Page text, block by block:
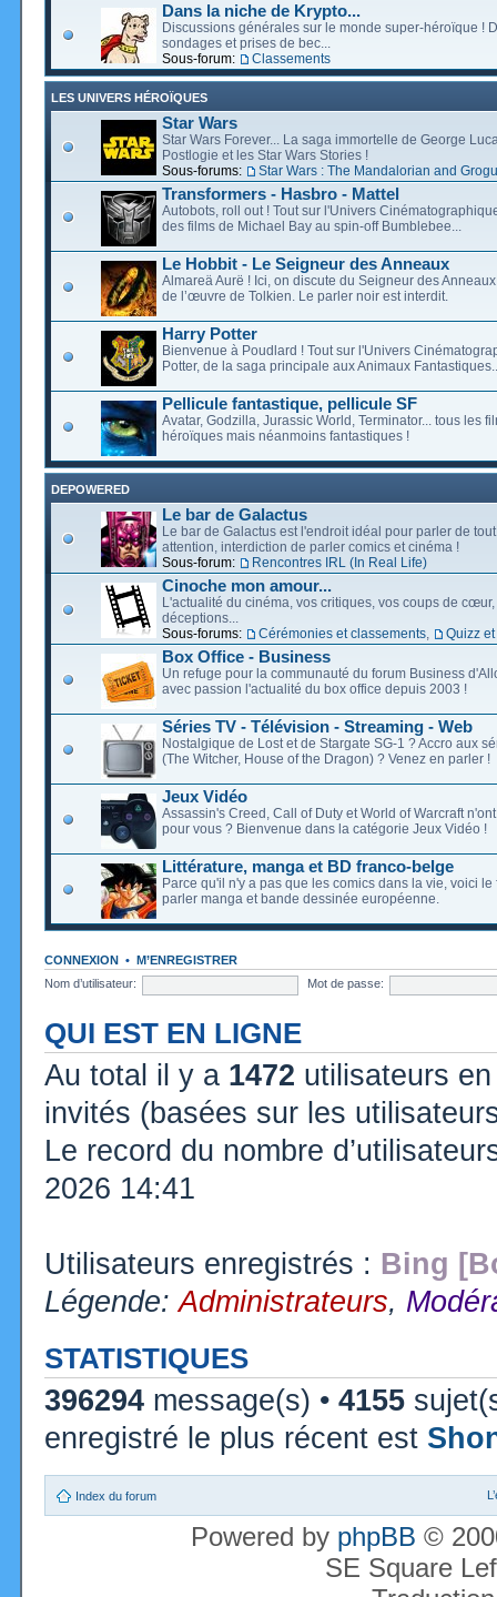
Dans la niche de Krypto...
Discussions générales sur le monde super-héroïque !
sondages et prises de bec...
Sous-forum:
Classements
LES UNIVERS HÉROÏQUES
Star Wars
Star Wars Forever... La saga immortelle de George
Postlogie et les Star Wars Stories !
Sous-forums:
Star Wars : The Mandalorian and Grogu
Transformers - Hasbro - Mattel
Autobots, roll out ! Tout sur l'Univers
des films de Michael Bay au spin-off Bumblebee...
Le Hobbit - Le Seigneur des Anneaux
Almareä Aurë ! Ici, on discute du Seigneur des
de l’œuvre de Tolkien. Le parler noir est interdit.
Harry Potter
Bienvenue à Poudlard ! Tout sur l'Univers
Potter, de la saga principale aux Animaux
Pellicule fantastique, pellicule SF
Avatar, Godzilla, Jurassic World, Terminator... tous les
héroïques mais néanmoins fantastiques !
DEPOWERED
Le bar de Galactus
Le bar de Galactus est l'endroit idéal pour parler de
attention, interdiction de parler comics et cinéma !
Sous-forum:
Rencontres IRL (In Real Life)
Cinoche mon amour...
L'actualité du cinéma, vos critiques, vos coups de cœur,
déceptions...
Sous-forums:
Cérémonies et classements Quizz
Box Office - Business
Un refuge pour la communauté du forum Business
avec passion l'actualité du box office depuis 2003 !
Séries TV - Télévision - Streaming - Web
Nostalgique de Lost et de Stargate SG-1 ? Accro aux
(The Witcher, House of the Dragon) ? Venez en parler !
Jeux Vidéo
Assassin's Creed, Call of Duty et World of Warcraft
pour vous ? Bienvenue dans la catégorie Jeux Vidéo !
Littérature, manga et BD franco-belge
Parce qu'il n'y a pas que les comics dans la vie, voici le
parler manga et bande dessinée européenne.
CONNEXION • M’ENREGISTRER
Nom d’utilisateur:
Mot de passe:
QUI EST EN LIGNE
Au total il y a 1472 utilisateurs
invités (basées sur les
Le record du nombre
2026 14:41
Utilisateurs enregistrés : Bing
Légende:Administrateurs,
STATISTIQUES
396294 message(s) • 4155
enregistré le plus récent est
Index du forum
Powered by phpBB ©
SE Square